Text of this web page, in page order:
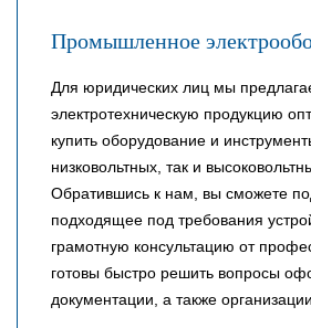
Промышленное
Для юридических лиц мы
электротехническую продукцию
купить оборудование и
низковольтных, так и
Обратившись к нам, вы сможете
подходящее под требования
грамотную консультацию от
готовы быстро решить вопросы
документации, а также